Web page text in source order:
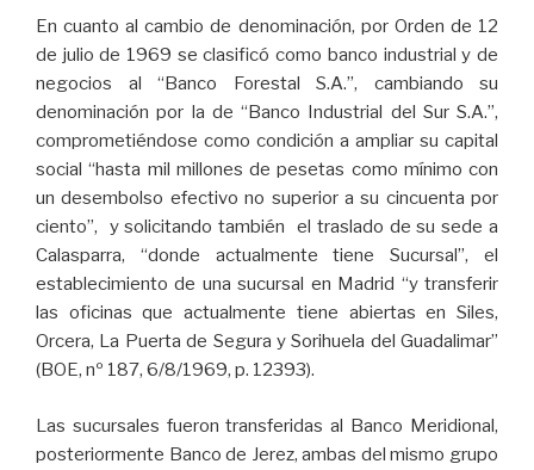
En cuanto al cambio de denominación, por Orden de 12
de julio de 1969 se clasificó como banco industrial y de
negocios al “Banco Forestal S.A.”, cambiando su
denominación por la de “Banco Industrial del Sur S.A.”,
comprometiéndose como condición a ampliar su capital
social “hasta mil millones de pesetas como mínimo con
un desembolso efectivo no superior a su cincuenta por
ciento”, y solicitando también el traslado de su sede a
Calasparra, “donde actualmente tiene Sucursal”, el
establecimiento de una sucursal en Madrid “y transferir
las oficinas que actualmente tiene abiertas en Siles,
Orcera, La Puerta de Segura y Sorihuela del Guadalimar”
(BOE, nº 187, 6/8/1969, p. 12393).
Las sucursales fueron transferidas al Banco Meridional,
posteriormente Banco de Jerez, ambas del mismo grupo